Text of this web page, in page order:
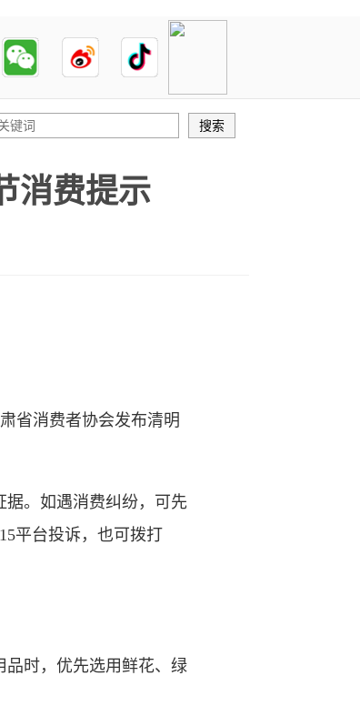
消费提示
省消费者协会发布清明
。如遇消费纠纷，可先
平台投诉，也可拨打
时，优先选用鲜花、绿